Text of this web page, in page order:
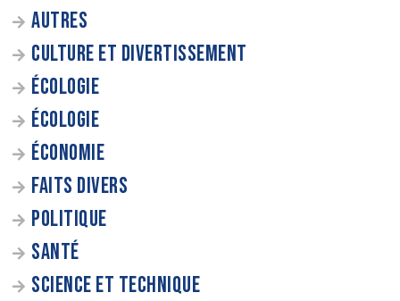
AUTRES
CULTURE ET DIVERTISSEMENT
ÉCOLOGIE
ÉCOLOGIE
ÉCONOMIE
FAITS DIVERS
POLITIQUE
SANTÉ
SCIENCE ET TECHNIQUE